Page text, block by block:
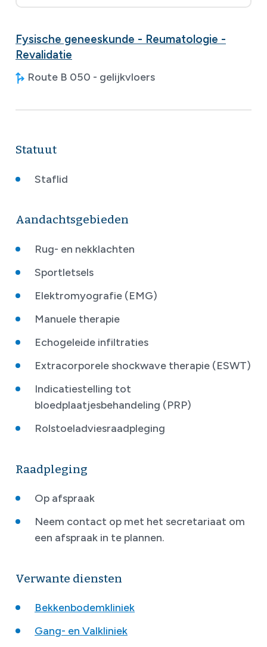
Fysische geneeskunde - Reumatologie -
Revalidatie
Route B 050 - gelijkvloers
Statuut
Staflid
Aandachtsgebieden
Rug- en nekklachten
Sportletsels
Elektromyografie (EMG)
Manuele therapie
Echogeleide infiltraties
Extracorporele shockwave therapie (ESWT)
Indicatiestelling tot
bloedplaatjesbehandeling (PRP)
Rolstoeladviesraadpleging
Raadpleging
Op afspraak
Neem contact op met het secretariaat om
een afspraak in te plannen.
Verwante diensten
Bekkenbodemkliniek
Gang- en Valkliniek